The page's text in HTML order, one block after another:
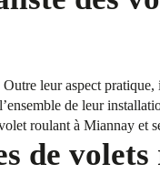
leur aspect
de leur
roulant à Miannay et
de